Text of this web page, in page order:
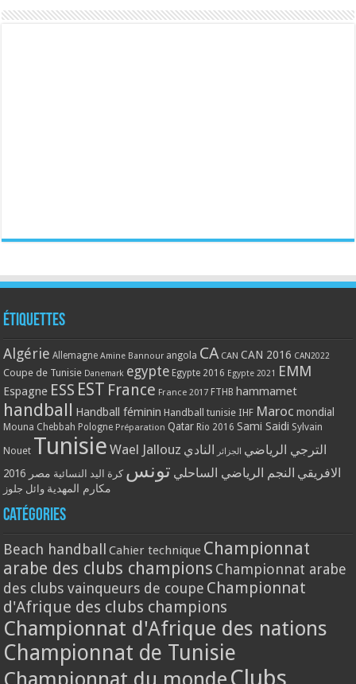
Étiquettes
Algérie Allemagne Amine Bannour angola CA CAN CAN 2016 CAN2022
Coupe de Tunisie Danemark egypte Egypte 2016 Egypte 2021 EMM
Espagne ESS EST France France 2017 FTHB hammamet
handball Handball féminin Handball tunisie IHF Maroc mondial
Mouna Chebbah Pologne Préparation Qatar Rio 2016 Sami Saidi Sylvain
Nouet Tunisie Wael Jallouz الترجي الرياضي الجزائر
النادي
الافريقي النجم الرياضي الساحلي تونس كرة اليد النسائية مصر 2016
مكارم المهدية وائل جلوز
Catégories
Beach handball Cahier technique Championnat
arabe des clubs champions Championnat arabe
des clubs vainqueurs de coupe Championnat
d'Afrique des clubs champions
Championnat d'Afrique des nations
Championnat de Tunisie